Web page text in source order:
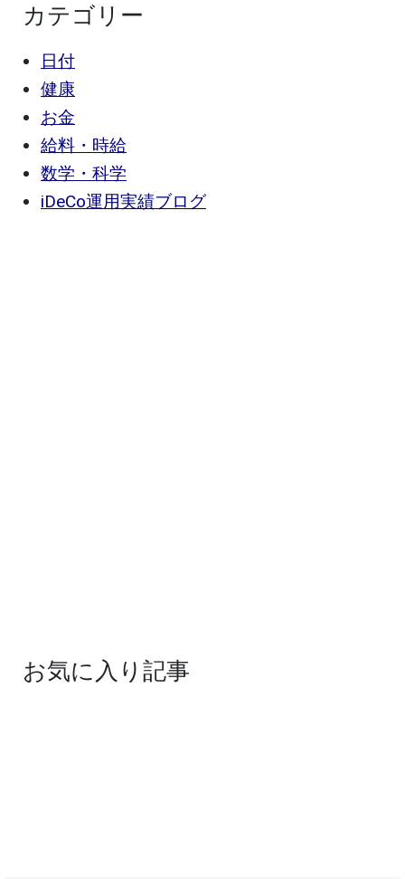
カテゴリー
日付
健康
お金
給料・時給
数学・科学
iDeCo運用実績ブログ
お気に入り記事